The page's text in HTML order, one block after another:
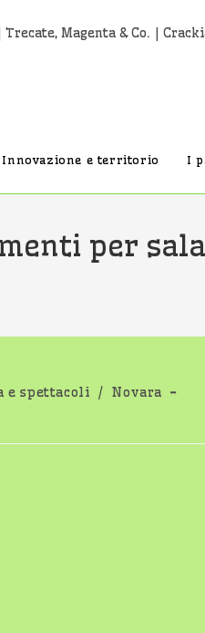
Trecate, Magenta & Co. |
Innovazione e territorio I
per
e spettacoli / Novara